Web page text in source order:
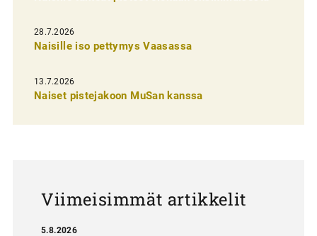
e
n
e
28.7.2026
Naisille iso pettymys Vaasassa
13.7.2026
Naiset pistejakoon MuSan kanssa
Viimeisimmät artikkelit
5.8.2026